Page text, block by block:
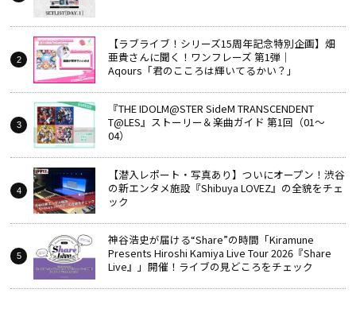
【ラブライブ！シリーズ15周年記念特別企画】畑
亜貴さんに聞く！ワンフレーズ 第1弾｜
Aqours「君のこころは輝いてるかい？」
『THE IDOLM@STER SideM TRANSCENDENT
T@LES』ストーリー＆楽曲ガイド 第1回（01～
04）
【潜入レポート・写真あり】ついにオープン！渋谷
の新エンタメ施設『Shibuya LOVEZ』の全貌をチェ
ック
神谷浩史が届ける“Share”の時間――「Kiramune
Presents Hiroshi Kamiya Live Tour 2026『Share
Live』」開催！ライブの見どころをチェック